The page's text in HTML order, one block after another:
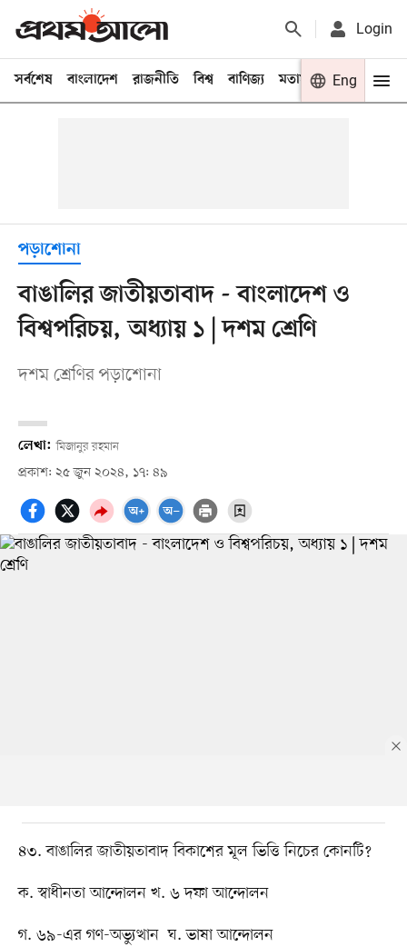
Login
সর্বশেষ বাংলাদেশ রাজনীতি বিশ্ব বাণিজ্য মতামত খেলা
Eng
পড়াশোনা
বাঙালির জাতীয়তাবাদ - বাংলাদেশ ও
বিশ্বপরিচয়, অধ্যায় ১ | দশম শ্রেণি
দশম শ্রেণির পড়াশোনা
লেখা: মিজানুর রহমান
প্রকাশ: ২৫ জুন ২০২৪, ১৭: ৪৯
৪৩. বাঙালির জাতীয়তাবাদ বিকাশের মূল ভিত্তি নিচের কোনটি?
ক. স্বাধীনতা আন্দোলন খ. ৬ দফা আন্দোলন
গ. ৬৯-এর গণ-অভ্যুত্থান ঘ. ভাষা আন্দোলন